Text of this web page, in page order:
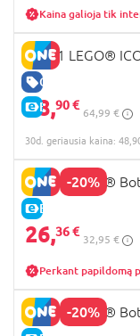
Kaina galioja tik
GERA KAINA
E-KAINA
10281 LEGO®
48,90 €
64,99 €
30d. geriausia kaina:
-20%
E-KAINA
10343 LEGO®
26,36 €
32,95 €
Perkant papildomą
-20%
10344 LEGO®